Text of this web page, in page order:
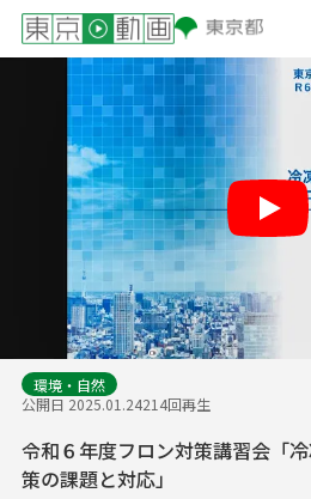
環境・自然
公開日 2025.01.24214回再生
令和６年度フロン対策講習会「
策の課題と対応」